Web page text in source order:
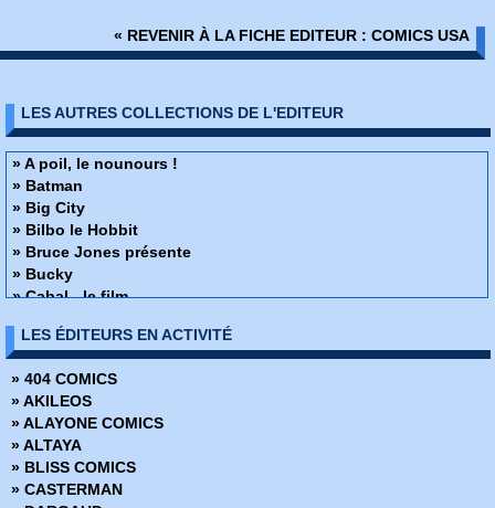
« REVENIR À LA FICHE EDITEUR : COMICS USA
LES AUTRES COLLECTIONS DE L'EDITEUR
» A poil, le nounours !
» Batman
» Big City
» Bilbo le Hobbit
» Bruce Jones présente
» Bucky
» Cabal - le film
» Cholly et Gobmouche
» Chroniques de l'Ere Xénozoïque
» Créatures de crêve
» Daredevil - Guerre et amour
» Dracula
» Elektra le retour
» Enfants du feu
» Fils du monde mutant
LES ÉDITEURS EN ACTIVITÉ
» 404 COMICS
» AKILEOS
» ALAYONE COMICS
» ALTAYA
» BLISS COMICS
» CASTERMAN